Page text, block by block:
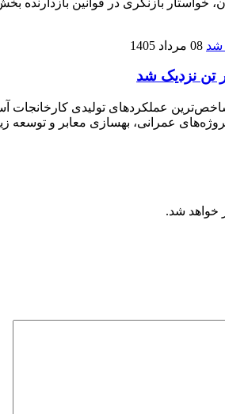
08 مرداد 1405
خواهد شد.